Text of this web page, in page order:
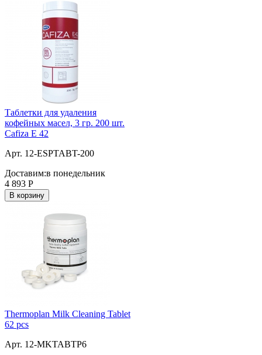
Таблетки для удаления
кофейных масел, 3 гр. 200 шт.
Cafiza E 42
Арт. 12-ESPTABT-200
Доставим:в понедельник
4 893 Р
В корзину
Thermoplan Milk Cleaning Tablet
62 pcs
Арт. 12-MKTABTP6